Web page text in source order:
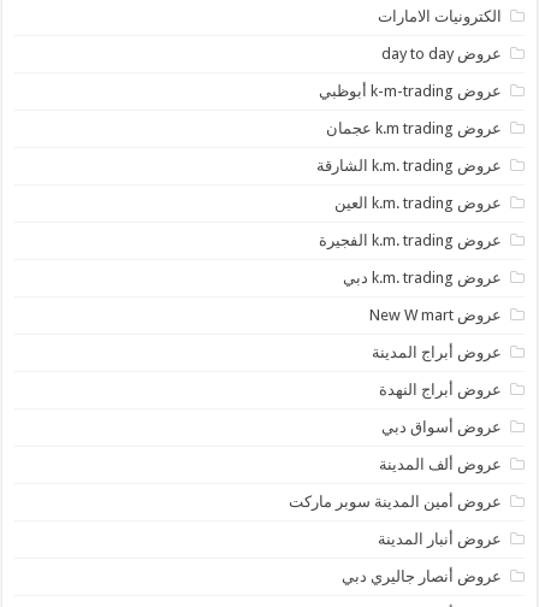
الكترونيات الامارات
عروض day to day
عروض k-m-trading أبوظبي
عروض k.m trading عجمان
عروض k.m. trading الشارقة
عروض k.m. trading العين
عروض k.m. trading الفجيرة
عروض k.m. trading دبي
عروض New W mart
عروض أبراج المدينة
عروض أبراج النهدة
عروض أسواق دبي
عروض ألف المدينة
عروض أمين المدينة سوبر ماركت
عروض أنبار المدينة
عروض أنصار جاليري دبي